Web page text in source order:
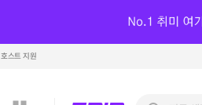
호스트 지원